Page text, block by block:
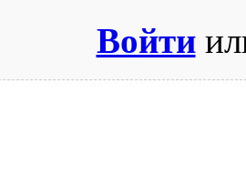
Войти